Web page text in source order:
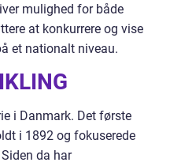
mulighed for både
at konkurrere og vise
et nationalt niveau.
i Danmark. Det første
i 1892 og fokuserede
da har